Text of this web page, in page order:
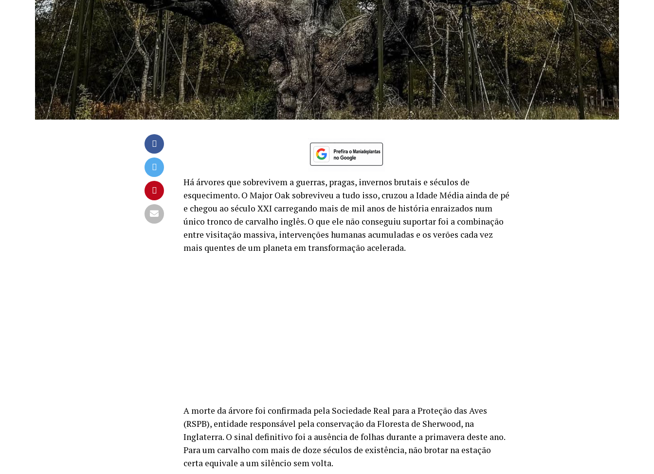
Há árvores que sobrevivem a guerras, pragas, invernos brutais e séculos de
esquecimento. O Major Oak sobreviveu a tudo isso, cruzou a Idade Média ainda de pé
e chegou ao século XXI carregando mais de mil anos de história enraizados num
único tronco de carvalho inglês. O que ele não conseguiu suportar foi a combinação
entre visitação massiva, intervenções humanas acumuladas e os verões cada vez
mais quentes de um planeta em transformação acelerada.
A morte da árvore foi confirmada pela Sociedade Real para a Proteção das Aves
(RSPB), entidade responsável pela conservação da Floresta de Sherwood, na
Inglaterra. O sinal definitivo foi a ausência de folhas durante a primavera deste ano.
Para um carvalho com mais de doze séculos de existência, não brotar na estação
certa equivale a um silêncio sem volta.